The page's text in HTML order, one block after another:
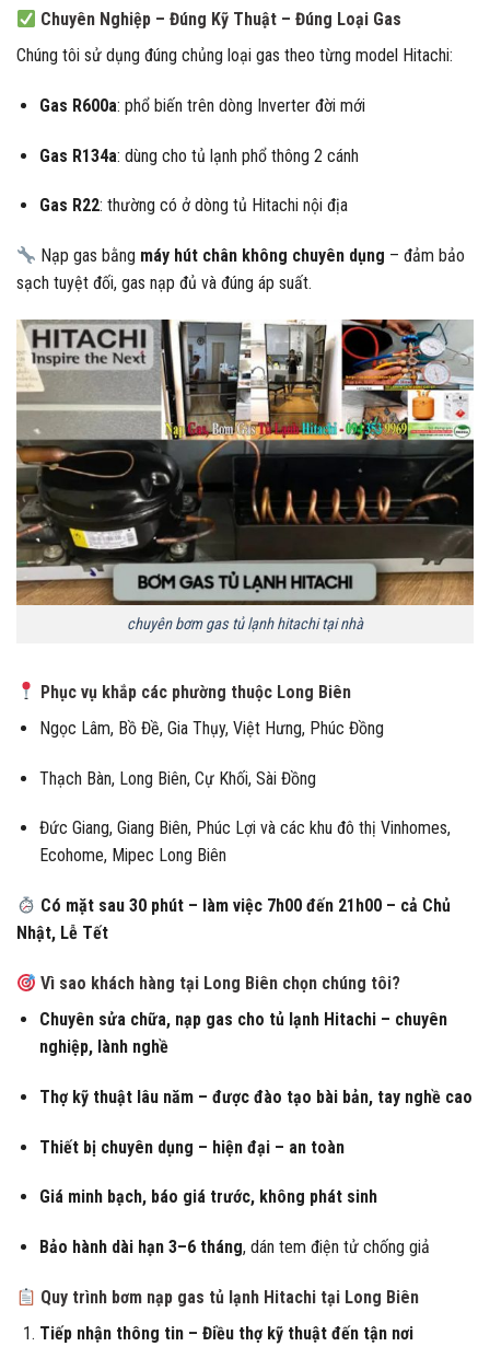
Chuyên Nghiệp – Đúng Kỹ Thuật – Đúng Loại Gas
Chúng tôi sử dụng đúng chủng loại gas theo từng model Hitachi:
Gas R600a: phổ biến trên dòng Inverter đời mới
Gas R134a: dùng cho tủ lạnh phổ thông 2 cánh
Gas R22: thường có ở dòng tủ Hitachi nội địa
Nạp gas bằng máy hút chân không chuyên dụng – đảm bảo
sạch tuyệt đối, gas nạp đủ và đúng áp suất.
chuyên bơm gas tủ lạnh hitachi tại nhà
Phục vụ khắp các phường thuộc Long Biên
Ngọc Lâm, Bồ Đề, Gia Thụy, Việt Hưng, Phúc Đồng
Thạch Bàn, Long Biên, Cự Khối, Sài Đồng
Đức Giang, Giang Biên, Phúc Lợi và các khu đô thị Vinhomes,
Ecohome, Mipec Long Biên
Có mặt sau 30 phút – làm việc 7h00 đến 21h00 – cả Chủ
Nhật, Lễ Tết
Vì sao khách hàng tại Long Biên chọn chúng tôi?
Chuyên sửa chữa, nạp gas cho tủ lạnh Hitachi – chuyên
nghiệp, lành nghề
Thợ kỹ thuật lâu năm – được đào tạo bài bản, tay nghề cao
Thiết bị chuyên dụng – hiện đại – an toàn
Giá minh bạch, báo giá trước, không phát sinh
Bảo hành dài hạn 3–6 tháng, dán tem điện tử chống giả
Quy trình bơm nạp gas tủ lạnh Hitachi tại Long Biên
Tiếp nhận thông tin – Điều thợ kỹ thuật đến tận nơi